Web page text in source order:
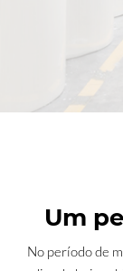
Um
No período de